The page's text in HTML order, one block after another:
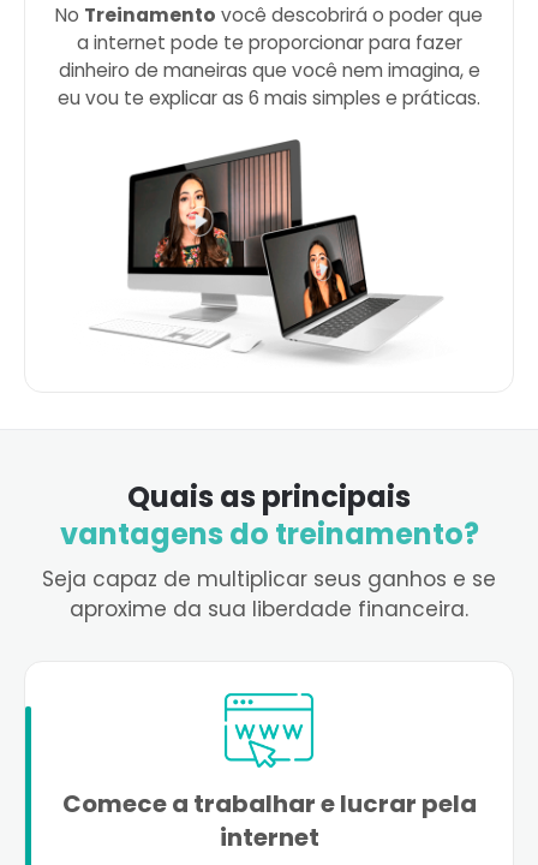
No Treinamento você descobrirá o poder que
a internet pode te proporcionar para fazer
dinheiro de maneiras que você nem imagina, e
eu vou te explicar as 6 mais simples e práticas.
Quais as principais
vantagens do treinamento?
Seja capaz de multiplicar seus ganhos e se
aproxime da sua liberdade financeira.
Comece a trabalhar e lucrar pela
internet